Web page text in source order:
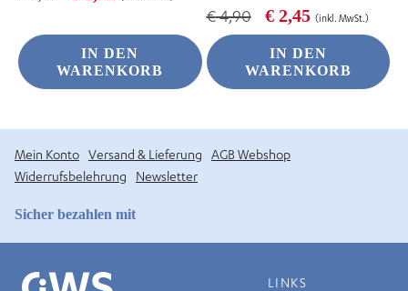
€ 3,91€ 1,96.
IN DEN
WARENKORB
€4,90
Ursprünglicher
Preis
war:
€ 4,90
€2,45Aktueller
Preis
ist:
€ 2,45.
(inkl. MwSt.)
IN DEN
WARENKORB
Mein Konto Versand & Lieferung
AGB Webshop
Widerrufsbelehrung
Newsletter
Sicher bezahlen mit
LINKS